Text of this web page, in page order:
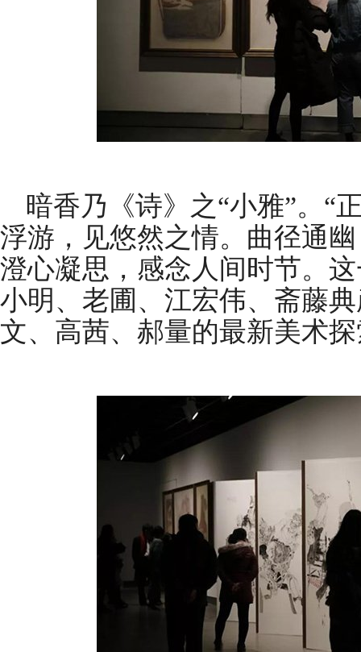
暗香乃《诗》之“小雅”。“
浮游，见悠然之情。曲径通
澄心凝思，感念人间时节。
小明、老圃、江宏伟、斋藤
文、高茜、郝量的最新美术